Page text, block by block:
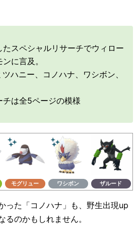
スペシャルリサーチでウィロー
に言及。
ハニー、コノハナ、ワシボン、
チは全5ページの模様
モグリュー ワシボン ザルード
った「コノハナ」も、野生出現up
るのかもしれません。